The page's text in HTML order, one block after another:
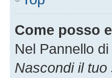
Come posso
Nel Pannello
Nascondi il tuo